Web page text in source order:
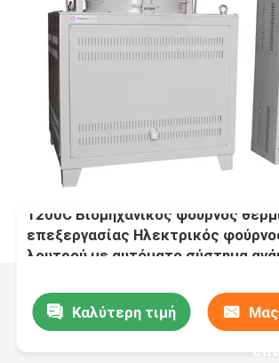
1200C Βιομηχανικός φούρνος
επεξεργασίας Ηλεκτρικός
λουτρού με αυτόματο σύστημα
Καλύτερη τιμή